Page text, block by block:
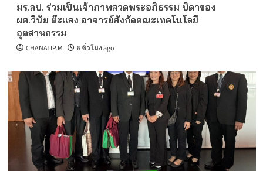
มร.ลป. ร่วมเป็นเจ้าภาพสวดพระอภิธรรม บิดาของ
ผศ.วินัย ต๊ะแสง อาจารย์สังกัดคณะเทคโนโลยี
อุตสาหกรรม
CHANATIP.M 6 ชั่วโมง ago